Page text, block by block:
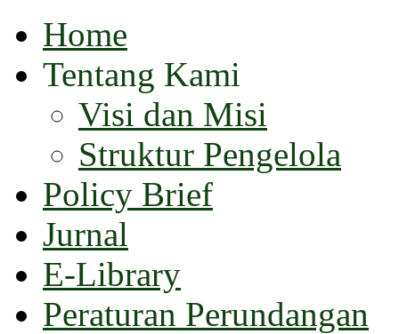
Home
Tentang Kami
Visi dan Misi
Struktur Pengelola
Policy Brief
Jurnal
E-Library
Peraturan Perundangan